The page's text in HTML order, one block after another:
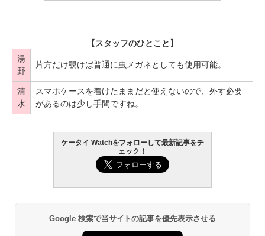
【スタッフのひとこと】
湯
野
片方だけ覗けば普通に虫メガネとしても使用可能。
清
水
スマホケースを着けたままだと使えないので、外す必要
があるのは少し手間ですね。
ケータイ Watchをフォローして最新記事をチ
ェック！
Google 検索で当サイトの記事を優先表示させる